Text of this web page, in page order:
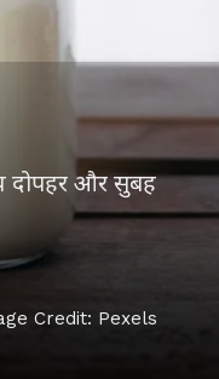
दोपहर और सुबह
Credit: Pexels